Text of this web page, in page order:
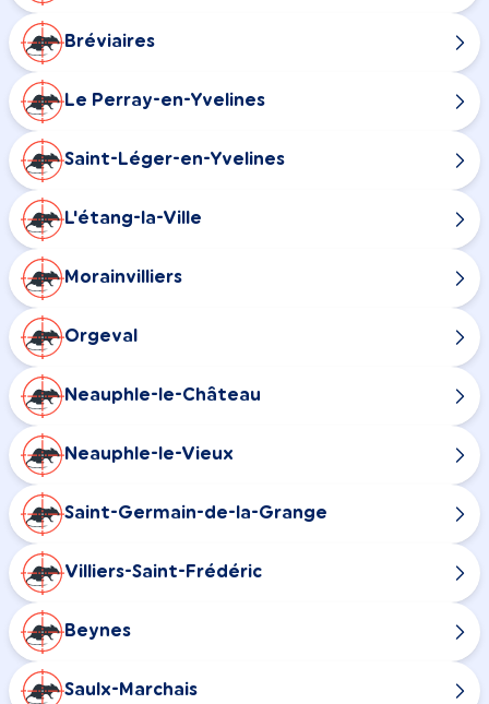
Bréviaires
Le Perray-en-Yvelines
Saint-Léger-en-Yvelines
L'étang-la-Ville
Morainvilliers
Orgeval
Neauphle-le-Château
Neauphle-le-Vieux
Saint-Germain-de-la-Grange
Villiers-Saint-Frédéric
Beynes
Saulx-Marchais